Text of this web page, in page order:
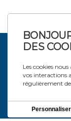
DES
Les cookies
vos interactions
régulièrement
Personnaliser